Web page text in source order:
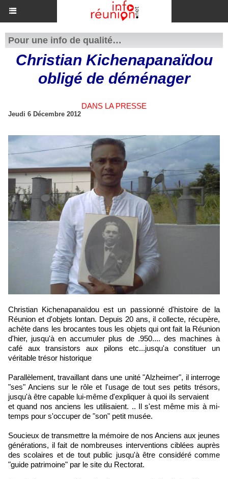
Pour une info de qualité…
Christian Kichenapanaïdou
obligé de déménager
DANS LA PRESSE
Jeudi 6 Décembre 2012
Christian Kichenapanaïdou est un passionné d'histoire de la
Réunion et d'objets lontan. Depuis 20 ans, il collecte, récupère,
achète dans les brocantes tous les objets qui ont fait la Réunion
d'hier, jusqu'à en accumuler plus de .950.... des machines à
café aux transistors aux pilons etc...jusqu'a constituer un
véritable trésor historique
Parallèlement, travaillant dans une unité "Alzheimer", il interroge
"ses" Anciens sur le rôle et l'usage de tout ses petits trésors,
jusqu'à être capable lui-même d'expliquer à quoi ils servaient
et quand nos anciens les utilisaient. .. Il s'est même mis à mi-
temps pour s'occuper de "son" petit musée.
Soucieux de transmettre la mémoire de nos Anciens aux jeunes
générations, il fait de nombreuses interventions ciblées auprès
des scolaires et de tout public jusqu'à être considéré comme
"guide patrimoine" par le site du Rectorat.